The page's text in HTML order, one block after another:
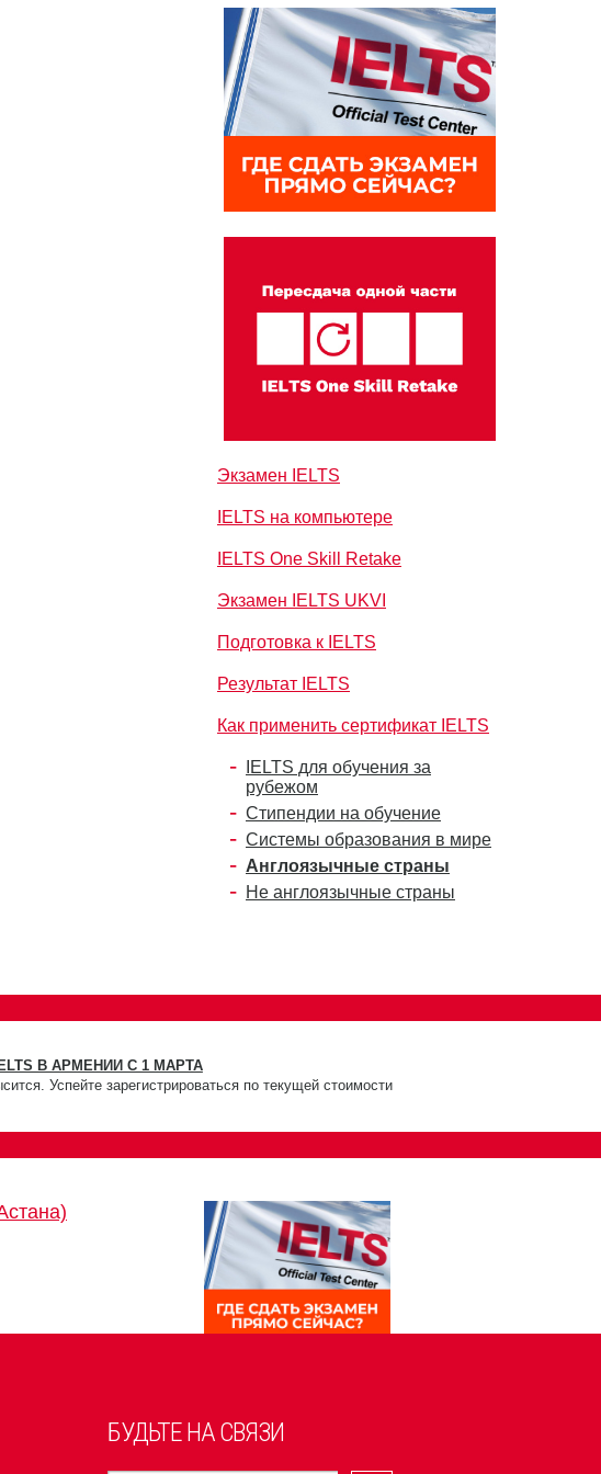
Экзамен IELTS
IELTS на компьютере
IELTS One Skill Retake
Экзамен IELTS UKVI
Подготовка к IELTS
Результат IELTS
Как применить сертификат IELTS
IELTS для обучения за
рубежом
Стипендии на обучение
Системы образования в мире
Англоязычные страны
Не англоязычные страны
В АРМЕНИИ С 1 МАРТА
Успейте зарегистрироваться по текущей стоимости
БУДЬТЕ НА СВЯЗИ